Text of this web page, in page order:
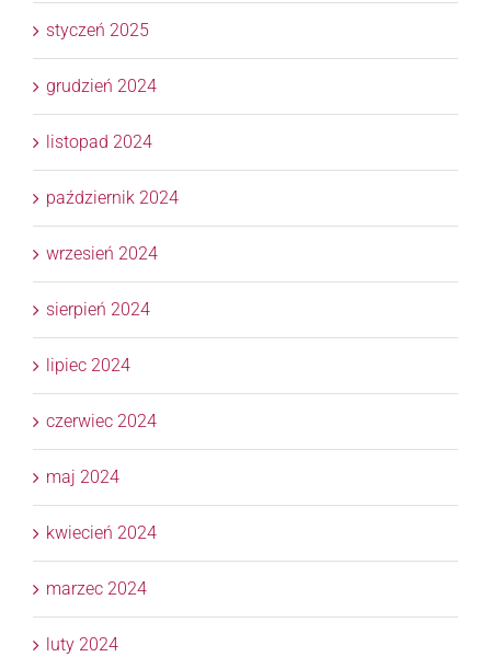
styczeń 2025
grudzień 2024
listopad 2024
październik 2024
wrzesień 2024
sierpień 2024
lipiec 2024
czerwiec 2024
maj 2024
kwiecień 2024
marzec 2024
luty 2024